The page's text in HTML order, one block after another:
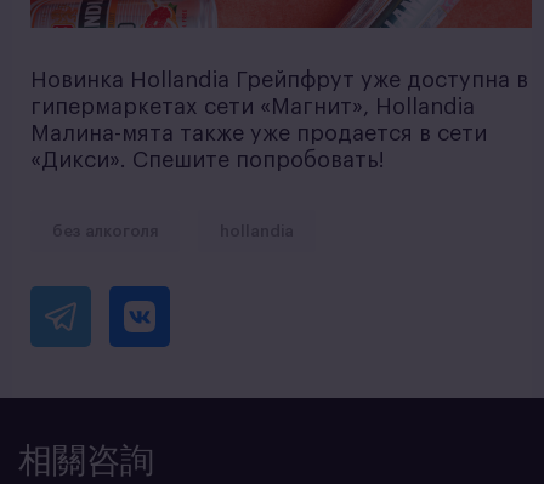
Новинка Hollandia Грейпфрут уже доступна в
гипермаркетах сети «Магнит», Hollandia
Малина-мята также уже продается в сети
«Дикси». Спешите попробовать!
相關咨詢